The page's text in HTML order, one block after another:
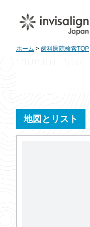
ホーム > 歯科医院検索TOP
地図とリスト